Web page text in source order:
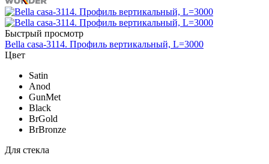
Быстрый просмотр
Bella casa-3114. Профиль вертикальный, L=3000
Цвет
Satin
Anod
GunMet
Black
BrGold
BrBronze
Для стекла